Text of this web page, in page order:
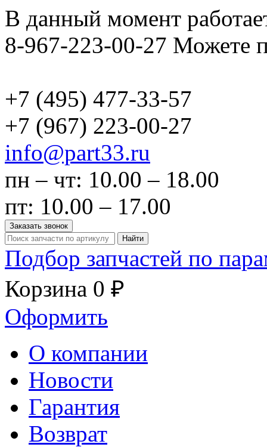
В данный момент
8-967-223-00-27 Можете
+7 (495) 477-33-57
+7 (967) 223-00-27
info@part33.ru
пн – чт: 10.00 – 18.00
пт: 10.00 – 17.00
Заказать звонок
Найти
Подбор запчастей по
Корзина 0 ₽
Оформить
О компании
Новости
Гарантия
Возврат